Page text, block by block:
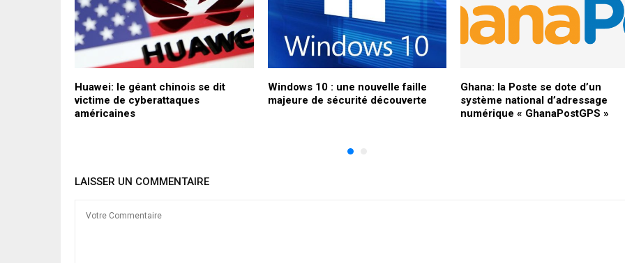
Huawei: le géant chinois se dit
victime de cyberattaques
américaines
Windows 10 : une nouvelle faille
majeure de sécurité découverte
Ghana: la Poste se dote d’un
système national d’adressage
numérique « GhanaPostGPS »
LAISSER UN COMMENTAIRE